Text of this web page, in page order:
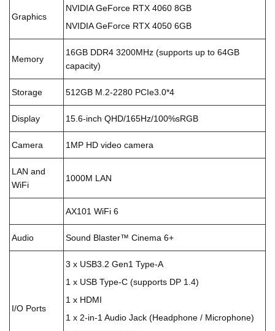
Graphics
NVIDIA GeForce RTX 4060 8GB
NVIDIA GeForce RTX 4050 6GB
Memory
16GB DDR4 3200MHz (supports up to 64GB
capacity)
Storage 512GB M.2-2280 PCIe3.0*4
Display 15.6-inch QHD/165Hz/100%sRGB
Camera 1MP HD video camera
LAN and
WiFi
1000M LAN
AX101 WiFi 6
Audio Sound Blaster™ Cinema 6+
I/O Ports
3 x USB3.2 Gen1 Type-A
1 x USB Type-C (supports DP 1.4)
1 x HDMI
1 x 2-in-1 Audio Jack (Headphone / Microphone)